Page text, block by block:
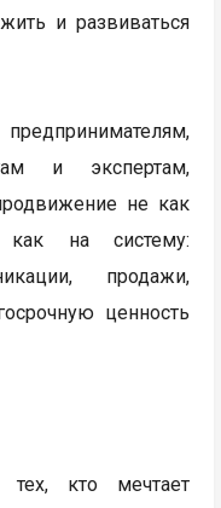
и развиваться
и экспертам,
не как
на систему:
продажи,
ценность
кто мечтает